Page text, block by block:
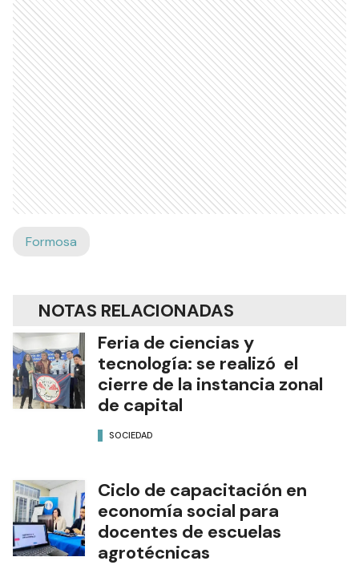
Formosa
NOTAS RELACIONADAS
Feria de ciencias y
tecnología: se realizó el
cierre de la instancia zonal
de capital
SOCIEDAD
Ciclo de capacitación en
economía social para
docentes de escuelas
agrotécnicas